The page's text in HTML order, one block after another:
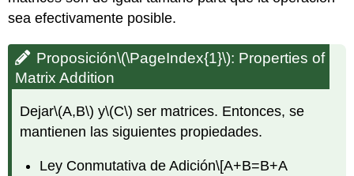
sea efectivamente posible.
Proposición\(\PageIndex{1}\): Properties of
Matrix Addition
Dejar\(A,B\) y\(C\) ser matrices. Entonces, se
mantienen las siguientes propiedades.
Ley Conmutativa de Adición\[A+B=B+A